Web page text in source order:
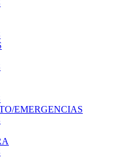
EMERGENCIAS